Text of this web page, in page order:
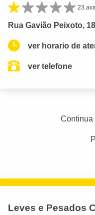
23
Rua Gavião Peixoto,
ver horario de
ver telefone
Continua
Leves e Pesados